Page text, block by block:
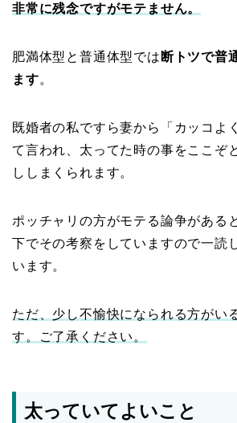
非常に残念ですがモテません。
肥満体型と普通体型では 断トツで普
ます。
既婚者の私ですら妻から「カッコよ
て言われ、太ってた時の事をここぞ
ししまくられます。
ポッチャリの方がモテる論争がある
下でその考察をしていますので一読
います。
ただ、少し不愉快になられる方がい
す。ご了承ください。
太っていてよいこと